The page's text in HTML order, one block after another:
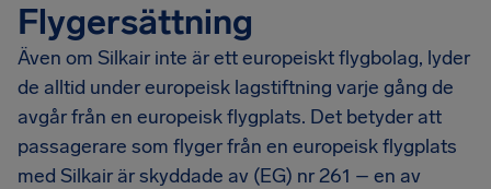
Flygersättning
Även om Silkair inte är ett europeiskt flygbolag, lyder
de alltid under europeisk lagstiftning varje gång de
avgår från en europeisk flygplats. Det betyder att
passagerare som flyger från en europeisk flygplats
med Silkair är skyddade av (EG) nr 261 – en av